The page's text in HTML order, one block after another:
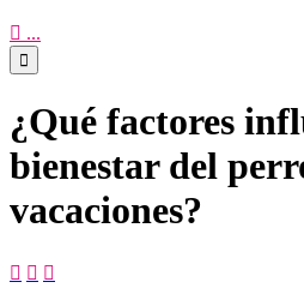
 ...

¿Qué factores
bienestar del
vacaciones?
  